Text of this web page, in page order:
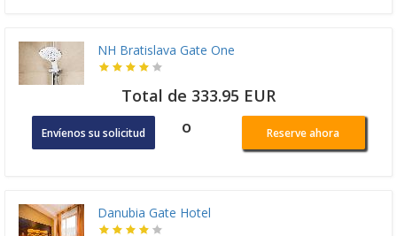
NH Bratislava Gate One
Total de 333.95 EUR
Envíenos su solicitud o Reserve ahora
Danubia Gate Hotel